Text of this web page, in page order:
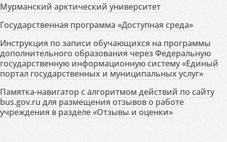
Мурманский арктический университет
Государственная программа «Доступная среда»
Инструкция по записи обучающихся на программы
дополнительного образования через Федеральную
государственную информационную систему «Единый
портал государственных и муниципальных услуг»
Памятка-навигатор с алгоритмом действий по сайту
bus.gov.ru для размещения отзывов о работе
учреждения в разделе «Отзывы и оценки»